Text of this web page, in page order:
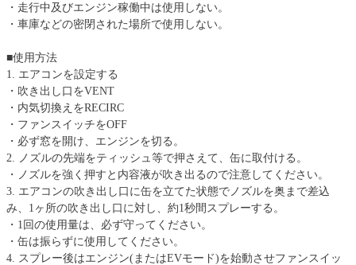
・走行中及びエンジン稼働中は使用しない。
・車庫などの密閉された場所で使用しない。
■使用方法
1. エアコンを設定する
・吹き出し口をVENT
・内気切換えをRECIRC
・ファンスイッチをOFF
・必ず窓を開け、エンジンを切る。
2. ノズルの先端をティッシュ等で押さえて、缶に取付ける。
・ノズルを強く押すと内容液が吹き出るので注意してください。
3. エアコンの吹き出し口に缶を立てた状態でノズルを奥まで差込
み、1ヶ所の吹き出し口に対し、約1秒間スプレーする。
・1回の使用量は、必ず守ってください。
・缶は振らずに使用してください。
4. スプレー後はエンジン(またはEVモード)を始動させファンスイッ